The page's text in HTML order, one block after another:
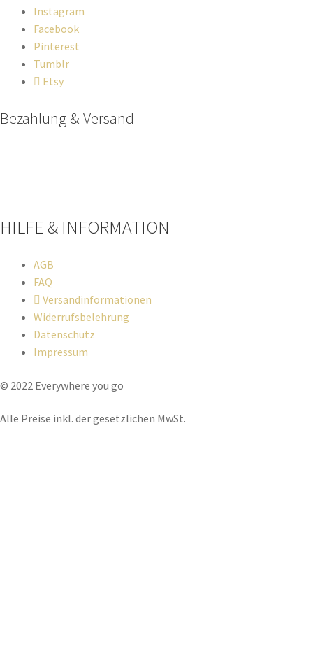
Instagram
Facebook
Pinterest
Tumblr
Etsy
Bezahlung & Versand
HILFE & INFORMATION​
AGB
FAQ
Versandinformationen
Widerrufsbelehrung
Datenschutz
Impressum
© 2022 Everywhere you go
Alle Preise inkl. der gesetzlichen MwSt.